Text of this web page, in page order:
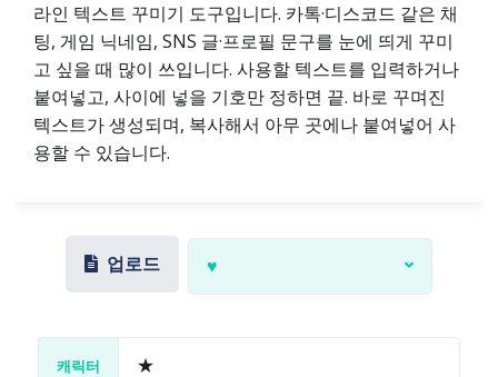
라인 텍스트 꾸미기 도구입니다. 카톡·디스코드 같은 채
팅, 게임 닉네임, SNS 글·프로필 문구를 눈에 띄게 꾸미
고 싶을 때 많이 쓰입니다. 사용할 텍스트를 입력하거나
붙여넣고, 사이에 넣을 기호만 정하면 끝. 바로 꾸며진
텍스트가 생성되며, 복사해서 아무 곳에나 붙여넣어 사
용할 수 있습니다.
업로드 ♥
캐릭터